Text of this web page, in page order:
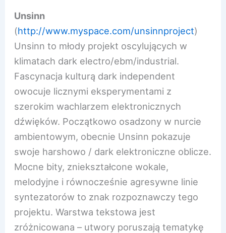
Unsinn
(http://www.myspace.com/unsinnproject)
Unsinn to młody projekt oscylujących w
klimatach dark electro/ebm/industrial.
Fascynacja kulturą dark independent
owocuje licznymi eksperymentami z
szerokim wachlarzem elektronicznych
dźwięków. Początkowo osadzony w nurcie
ambientowym, obecnie Unsinn pokazuje
swoje harshowo / dark elektroniczne oblicze.
Mocne bity, zniekształcone wokale,
melodyjne i równocześnie agresywne linie
syntezatorów to znak rozpoznawczy tego
projektu. Warstwa tekstowa jest
zróżnicowana – utwory poruszają tematykę